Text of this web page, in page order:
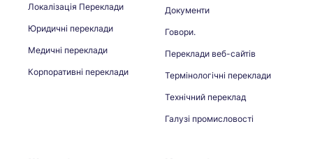
Локалізація Переклади
Юридичні переклади
Медичні переклади
Корпоративні переклади
Документи
Говори.
Переклади веб-сайтів
Термінологічні переклади
Технічний переклад
Галузі промисловості